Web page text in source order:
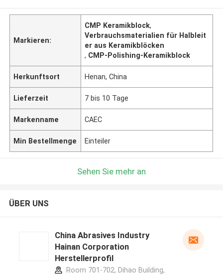
Markieren:
CMP Keramikblock,
Verbrauchsmaterialien für Halbleit
er aus Keramikblöcken
, CMP-Polishing-Keramikblock
Herkunftsort Henan, China
Lieferzeit 7 bis 10 Tage
Markenname CAEC
Min Bestellmenge Einteiler
Sehen Sie mehr an
ÜBER UNS
China Abrasives Industry
Hainan Corporation
Herstellerprofil
Room 701-702, Dihao Building,